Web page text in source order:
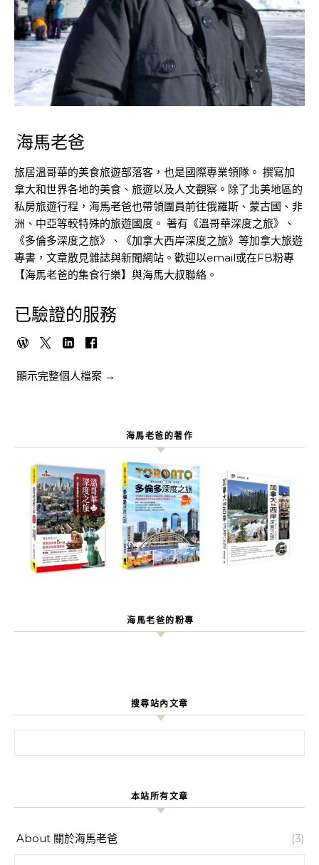
海馬老爸
旅居溫哥華的美食旅遊部落客，也是國際專業領隊。 撰寫加
拿大和世界各地的美食、旅遊以及人文觀察。除了北美地區的
私房旅遊行程，海馬老爸也帶領團員前往俄羅斯、蒙古國、非
洲、中亞等較特殊的旅遊國度。 著有《溫哥華深度之旅》、
《多倫多深度之旅》、《加拿大西岸深度之旅》等加拿大旅遊
專書，文章散見雜誌與新聞網站。歡迎以email或在FB粉專
【海馬老爸的集食行樂】與海馬大叔聯絡。
已驗證的服務
顯示完整個人檔案 →
海馬老爸的著作
海馬老爸的粉專
搜尋站內文章
本站所有文章
About 關於海馬老爸 (3)